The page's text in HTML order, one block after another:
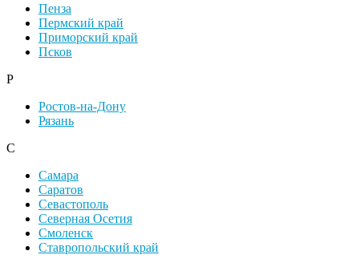
Пенза
Пермский край
Приморский край
Псков
Р
Ростов-на-Дону
Рязань
С
Самара
Саратов
Севастополь
Северная Осетия
Смоленск
Ставропольский край